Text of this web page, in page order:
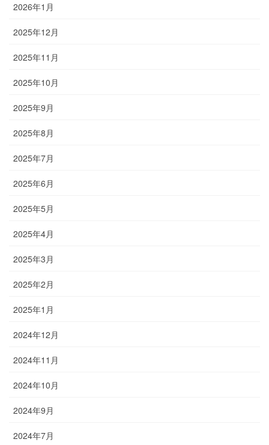
2026年1月
2025年12月
2025年11月
2025年10月
2025年9月
2025年8月
2025年7月
2025年6月
2025年5月
2025年4月
2025年3月
2025年2月
2025年1月
2024年12月
2024年11月
2024年10月
2024年9月
2024年7月